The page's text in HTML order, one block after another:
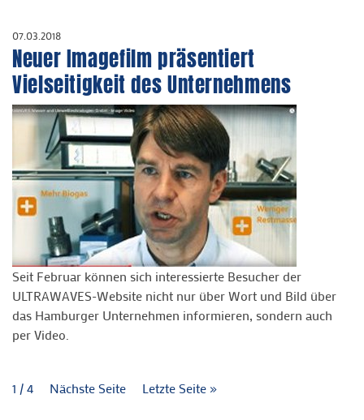
07.03.2018
Neuer Imagefilm präsentiert
Vielseitigkeit des Unternehmens
Seit Februar können sich interessierte Besucher der
ULTRAWAVES-Website nicht nur über Wort und Bild über
das Hamburger Unternehmen informieren, sondern auch
per Video.
1 / 4 Nächste Seite Letzte Seite »